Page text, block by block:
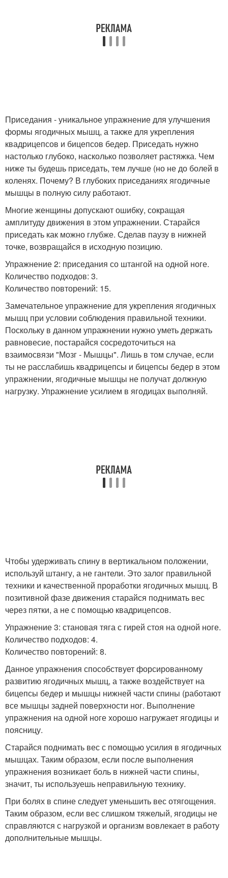
Приседания - уникальное упражнение для улучшения
формы ягодичных мышц, а также для укрепления
квадрицепсов и бицепсов бедер. Приседать нужно
настолько глубоко, насколько позволяет растяжка. Чем
ниже ты будешь приседать, тем лучше (но не до болей в
коленях. Почему? В глубоких приседаниях ягодичные
мышцы в полную силу работают.
Многие женщины допускают ошибку, сокращая
амплитуду движения в этом упражнении. Старайся
приседать как можно глубже. Сделав паузу в нижней
точке, возвращайся в исходную позицию.
Упражнение 2: приседания со штангой на одной ноге.
Количество подходов: 3.
Количество повторений: 15.
Замечательное упражнение для укрепления ягодичных
мышц при условии соблюдения правильной техники.
Поскольку в данном упражнении нужно уметь держать
равновесие, постарайся сосредоточиться на
взаимосвязи "Мозг - Мышцы". Лишь в том случае, если
ты не расслабишь квадрицепсы и бицепсы бедер в этом
упражнении, ягодичные мышцы не получат должную
нагрузку. Упражнение усилием в ягодицах выполняй.
Чтобы удерживать спину в вертикальном положении,
используй штангу, а не гантели. Это залог правильной
техники и качественной проработки ягодичных мышц. В
позитивной фазе движения старайся поднимать вес
через пятки, а не с помощью квадрицепсов.
Упражнение 3: становая тяга с гирей стоя на одной ноге.
Количество подходов: 4.
Количество повторений: 8.
Данное упражнения способствует форсированному
развитию ягодичных мышц, а также воздействует на
бицепсы бедер и мышцы нижней части спины (работают
все мышцы задней поверхности ног. Выполнение
упражнения на одной ноге хорошо нагружает ягодицы и
поясницу.
Старайся поднимать вес с помощью усилия в ягодичных
мышцах. Таким образом, если после выполнения
упражнения возникает боль в нижней части спины,
значит, ты используешь неправильную технику.
При болях в спине следует уменьшить вес отягощения.
Таким образом, если вес слишком тяжелый, ягодицы не
справляются с нагрузкой и организм вовлекает в работу
дополнительные мышцы.